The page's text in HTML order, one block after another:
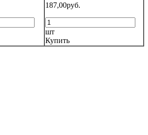
187,00руб.
шт
Купить